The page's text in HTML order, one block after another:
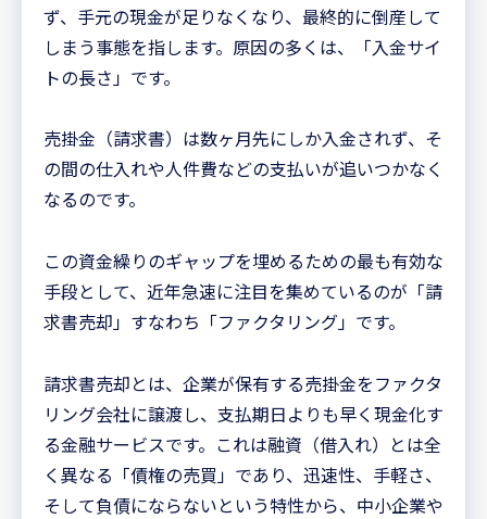
ず、手元の現金が足りなくなり、最終的に倒産して
しまう事態を指します。原因の多くは、「入金サイ
トの長さ」です。
売掛金（請求書）は数ヶ月先にしか入金されず、そ
の間の仕入れや人件費などの支払いが追いつかなく
なるのです。
この資金繰りのギャップを埋めるための最も有効な
手段として、近年急速に注目を集めているのが「請
求書売却」すなわち「ファクタリング」です。
請求書売却とは、企業が保有する売掛金をファクタ
リング会社に譲渡し、支払期日よりも早く現金化す
る金融サービスです。これは融資（借入れ）とは全
く異なる「債権の売買」であり、迅速性、手軽さ、
そして負債にならないという特性から、中小企業や